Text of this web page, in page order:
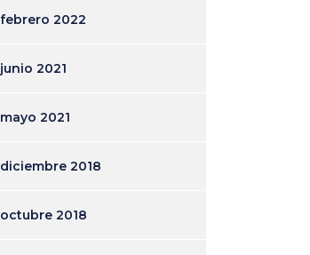
febrero 2022
junio 2021
mayo 2021
diciembre 2018
octubre 2018